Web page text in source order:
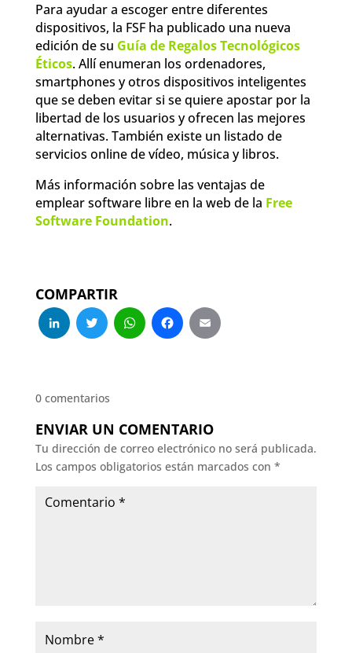
Para ayudar a escoger entre diferentes
dispositivos, la FSF ha publicado una nueva
edición de su Guía de Regalos Tecnológicos
Éticos. Allí enumeran los ordenadores,
smartphones y otros dispositivos inteligentes
que se deben evitar si se quiere apostar por la
libertad de los usuarios y ofrecen las mejores
alternativas. También existe un listado de
servicios online de vídeo, música y libros.
Más información sobre las ventajas de
emplear software libre en la web de la Free
Software Foundation.
COMPARTIR
LinkedIn
Twitter
WhatsApp
Facebook
0 comentarios
ENVIAR UN COMENTARIO
Tu dirección de correo electrónico no será publicada.
Los campos obligatorios están marcados con *